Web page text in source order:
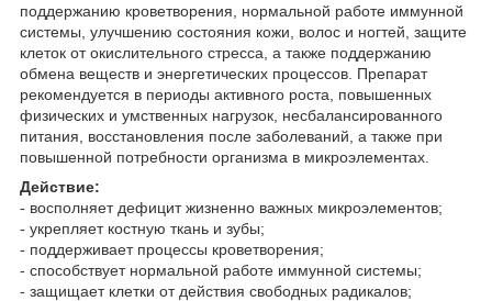
поддержанию кроветворения, нормальной работе иммунной
системы, улучшению состояния кожи, волос и ногтей, защите
клеток от окислительного стресса, а также поддержанию
обмена веществ и энергетических процессов. Препарат
рекомендуется в периоды активного роста, повышенных
физических и умственных нагрузок, несбалансированного
питания, восстановления после заболеваний, а также при
повышенной потребности организма в микроэлементах.
Действие:
- восполняет дефицит жизненно важных микроэлементов;
- укрепляет костную ткань и зубы;
- поддерживает процессы кроветворения;
- способствует нормальной работе иммунной системы;
- защищает клетки от действия свободных радикалов;